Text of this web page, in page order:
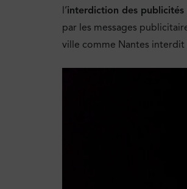
l’interdiction des publicités
par les messages
ville comme Nantes interdit